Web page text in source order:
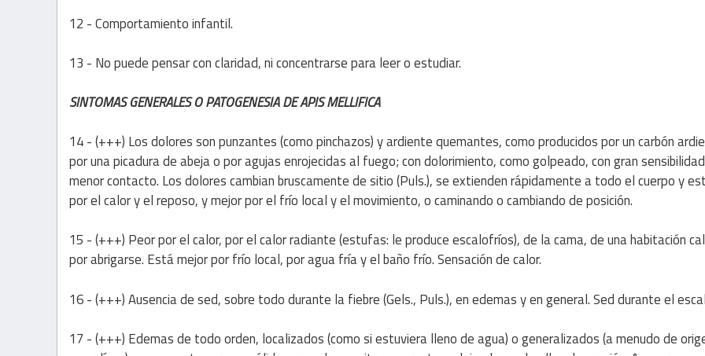
12 - Comportamiento infantil.
13 - No puede pensar con claridad, ni concentrarse para leer o estudiar.
SINTOMAS GENERALES O PATOGENESIA DE APIS MELLIFICA
14 - (+++) Los dolores son punzantes (como pinchazos) y ardiente quemantes, como producidos por un carbón
por una picadura de abeja o por agujas enrojecidas al fuego; con dolorimiento, como golpeado, con gran
menor contacto. Los dolores cambian bruscamente de sitio (Puls.), se extienden rápidamente a todo el cuerpo y
por el calor y el reposo, y mejor por el frío local y el movimiento, o caminando o cambiando de posición.
15 - (+++) Peor por el calor, por el calor radiante (estufas: le produce escalofríos), de la cama, de una habitación
por abrigarse. Está mejor por frío local, por agua fría y el baño frío. Sensación de calor.
16 - (+++) Ausencia de sed, sobre todo durante la fiebre (Gels., Puls.), en edemas y en general. Sed durante el
17 - (+++) Edemas de todo orden, localizados (como si estuviera lleno de agua) o generalizados (a menudo de